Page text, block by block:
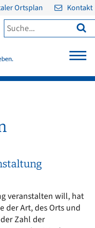
Ortsplan Kontakt

veranstalten will, hat
der Art, des Orts und
Zahl der